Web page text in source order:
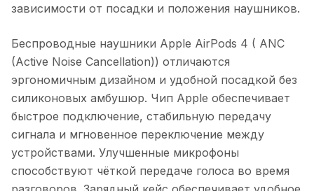
зависимости от посадки и положения наушников.
Беспроводные наушники Apple AirPods 4 ( ANC
(Active Noise Cancellation)) отличаются
эргономичным дизайном и удобной посадкой без
силиконовых амбушюр. Чип Apple обеспечивает
быстрое подключение, стабильную передачу
сигнала и мгновенное переключение между
устройствами. Улучшенные микрофоны
способствуют чёткой передаче голоса во время